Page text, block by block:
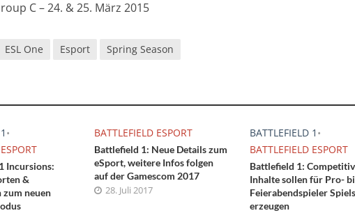
C – 24. & 25. März 2015
ESL One Esport Spring Season
•
Incursions:
&
neuen
BATTLEFIELD ESPORT
Battlefield 1: Neue Details zum
eSport, weitere Infos folgen
auf der Gamescom 2017
28. Juli 2017
BATTLEFIELD 1 •
BATTLEFIELD ESPORT
Battlefield 1:
Inhalte sollen für Pro-
Feierabendspieler
erzeugen